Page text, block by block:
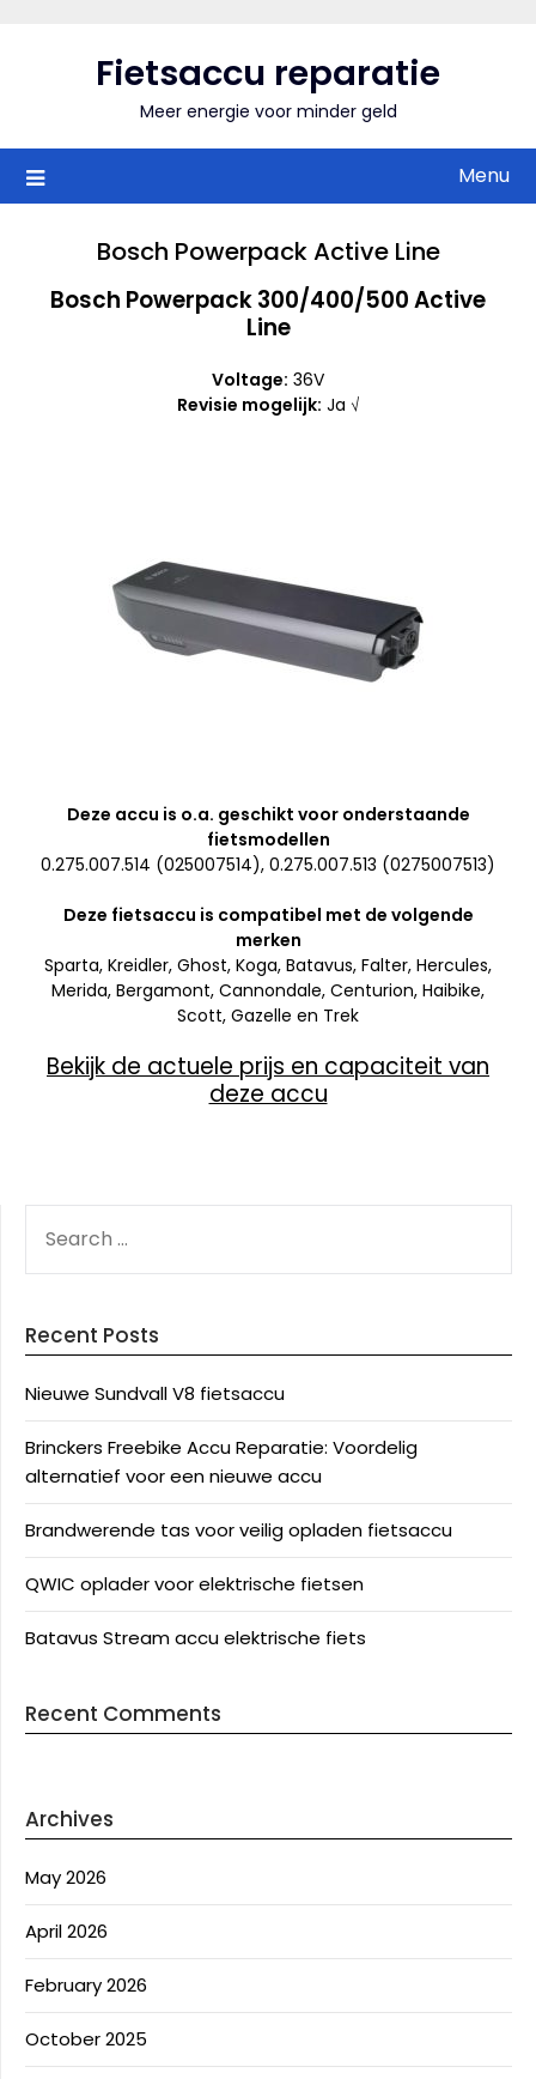
Fietsaccu reparatie
Meer energie voor minder geld
Menu
Bosch Powerpack Active Line
Bosch Powerpack 300/400/500 Active
Line
Voltage: 36V
Revisie mogelijk: Ja √
Deze accu is o.a. geschikt voor onderstaande
fietsmodellen
0.275.007.514 (025007514), 0.275.007.513 (0275007513)
Deze fietsaccu is compatibel met de volgende
merken
Sparta, Kreidler, Ghost, Koga, Batavus, Falter, Hercules,
Merida, Bergamont, Cannondale, Centurion, Haibike,
Scott, Gazelle en Trek
Bekijk de actuele prijs en capaciteit van
deze accu
FOR:
Recent Posts
Nieuwe Sundvall V8 fietsaccu
Brinckers Freebike Accu Reparatie: Voordelig
alternatief voor een nieuwe accu
Brandwerende tas voor veilig opladen fietsaccu
QWIC oplader voor elektrische fietsen
Batavus Stream accu elektrische fiets
Recent Comments
Archives
May 2026
April 2026
February 2026
October 2025